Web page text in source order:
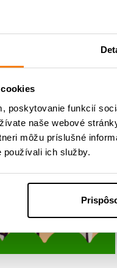
poskytovanie funkcií
naše webové
môžu príslušné
ich služby.